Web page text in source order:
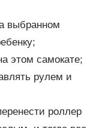
выбранном
этом самокате;
рулем и
роллер